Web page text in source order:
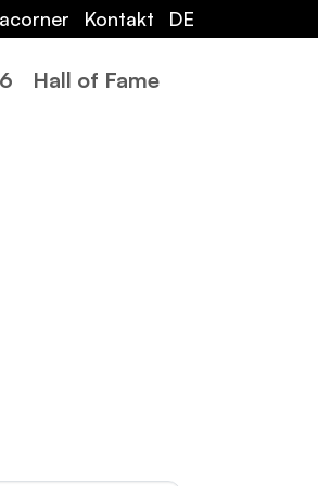
Kontakt DE
Hall of Fame